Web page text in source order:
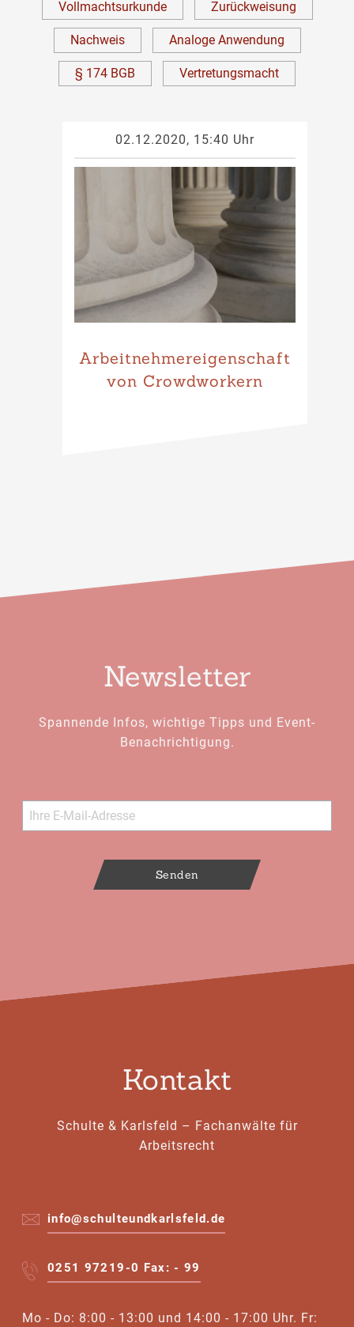
Vollmachtsurkunde Zurückweisung
Nachweis Analoge Anwendung
§ 174 BGB Vertretungsmacht
02.12.2020, 15:40 Uhr
Arbeitnehmereigenschaft
von Crowdworkern
Newsletter
Spannende Infos, wichtige Tipps und Event-
Benachrichtigung.
Senden
Kontakt
Schulte & Karlsfeld – Fachanwälte für
Arbeitsrecht
info@schulteundkarlsfeld.de
0251 97219-0 Fax: - 99
Mo - Do: 8:00 - 13:00 und 14:00 - 17:00 Uhr. Fr: